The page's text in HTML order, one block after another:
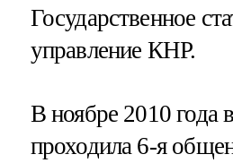
Государственное
управление КНР.
В ноябре 2010 года
проходила 6-я